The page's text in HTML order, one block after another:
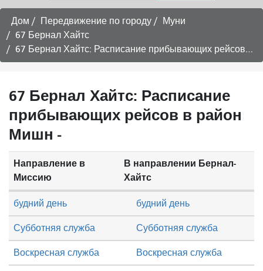
хочу
путешествовать
Дом Передвижение по городу
Муни
67 Бернал Хайтс
67 Бернал Хайтс: Расписание прибывающих рейсов в район Мишн -
67 Бернал Хайтс: Расписание
прибывающих рейсов в район
Мишн -
Направление в
Миссию
В направлении Бернал-
Хайтс
Субботняя служба Субботняя служба
Воскресная служба Воскресная служба
будний день будний день